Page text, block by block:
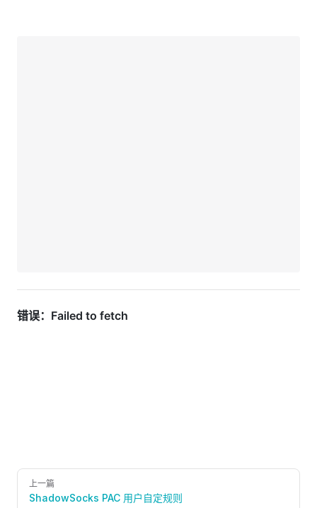
Pager
上一篇
ShadowSocks PAC 用户自定规则